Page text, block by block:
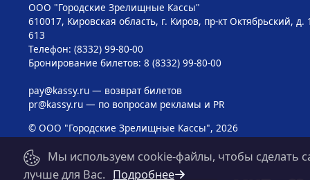
ООО "Городские Зрелищные Кассы"
610017, Кировская область, г. Киров, пр-кт Октябрьский, д.
613
Телефон: (8332) 99-80-00
Бронирование билетов: 8 (8332) 99-80-00
pay@kassy.ru— возврат билетов
pr@kassy.ru— по вопросам рекламы и PR
© ООО "Городские Зрелищные Кассы", 2026
Мы используем cookie-файлы, чтобы сделать
лучше для Вас. Подробнее